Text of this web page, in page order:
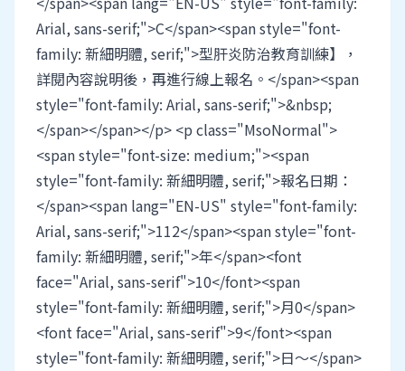
Arial, sans-serif;">C</span><span style="font-
family: 新細明體, serif;">型肝炎防治教育訓練】，
詳閱內容說明後，再進行線上報名。</span><span
style="font-family: Arial, sans-serif;">&nbsp;
</span></span></p> <p class="MsoNormal">
<span style="font-size: medium;"><span
style="font-family: 新細明體, serif;">報名日期：
</span><span lang="EN-US" style="font-family:
Arial, sans-serif;">112</span><span style="font-
family: 新細明體, serif;">年</span><font
face="Arial, sans-serif">10</font><span
style="font-family: 新細明體, serif;">月0</span>
<font face="Arial, sans-serif">9</font><span
style="font-family: 新細明體, serif;">日～</span>